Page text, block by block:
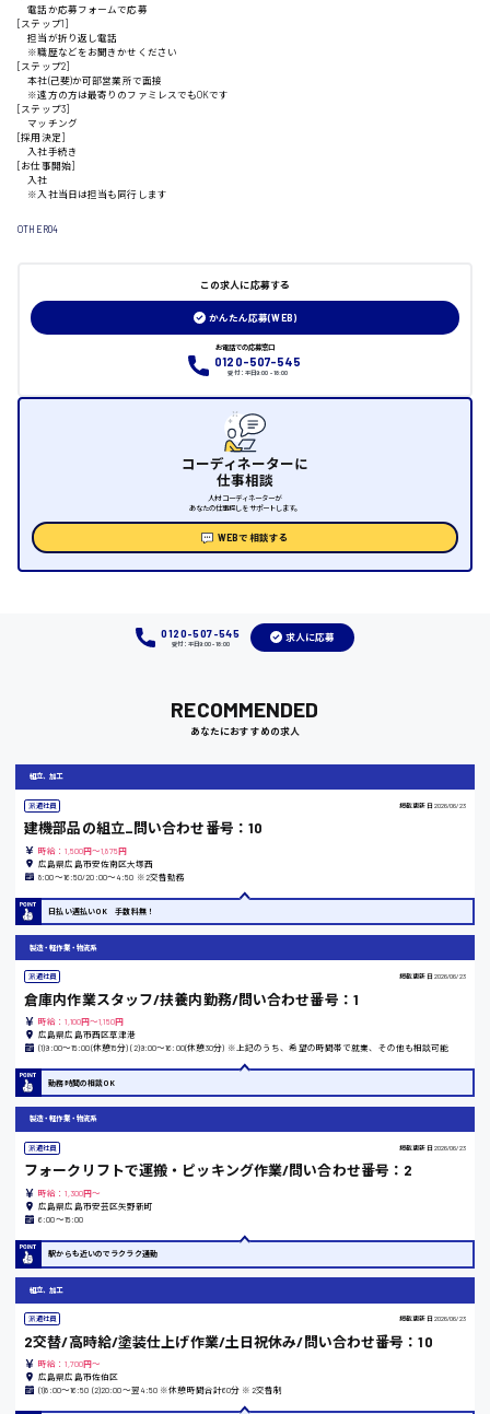
三原市
大阪府
熊本県
東京都
島根県
愛知県
宮城県
月給制すべて
時給1200円〜
時給1100円〜
時給1000円〜
電話か応募フォームで応募
[ステップ1]
担当が折り返し電話
※職歴などをお聞きかせください
[ステップ2]
本社(己斐)か可部営業所で面接
※遠方の方は最寄りのファミレスでもOKです
[ステップ3]
マッチング
[採用決定]
入社手続き
[お仕事開始]
入社
※入社当日は担当も同行します
OTHER04
この求人に応募する
かんたん応募(WEB)
お電話での応募窓口
0120-507-545
受付：平日9:00 - 18:00
コーディネーターに
仕事相談
人材コーディネーターが
あなたの仕事探しをサポートします。
WEBで相談する
0120-507-545
受付：平日9:00 - 18:00
求人に応募
RECOMMENDED
あなたにおすすめの求人
組立、加工
派遣社員 掲載更新日 2026/06/23
建機部品の組立_問い合わせ番号：10
時給：1,500円～1,875円
広島県広島市安佐南区大塚西
8:00〜16:50/20:00〜4:50 ※2交替勤務
日払い週払いOK 手数料無！
製造・軽作業・物流系
派遣社員 掲載更新日 2026/06/23
倉庫内作業スタッフ/扶養内勤務/問い合わせ番号：1
時給：1,100円～1,150円
広島県広島市西区草津港
(1)9:00〜15:00(休憩15分) (2)9:00〜16:00(休憩30分) ※上記のうち、希望の時間帯で就業、その他も相談可能
勤務時間の相談OK
製造・軽作業・物流系
派遣社員 掲載更新日 2026/06/23
フォークリフトで運搬・ピッキング作業/問い合わせ番号：2
時給：1,300円～
広島県広島市安芸区矢野新町
6:00〜15:00
駅からも近いのでラクラク通勤
組立、加工
派遣社員 掲載更新日 2026/06/23
2交替/高時給/塗装仕上げ作業/土日祝休み/問い合わせ番号：10
時給：1,700円～
広島県広島市佐伯区
(1)8:00〜16:50 (2)20:00〜翌4:50 ※休憩時間合計60分 ※2交替制